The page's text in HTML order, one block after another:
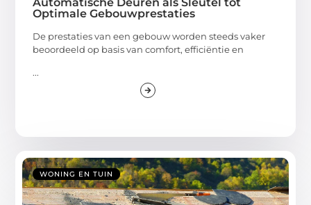
Optimale Gebouwprestaties
De prestaties van een gebouw worden steeds vaker
beoordeeld op basis van comfort, efficiëntie en
...
WONING EN TUIN